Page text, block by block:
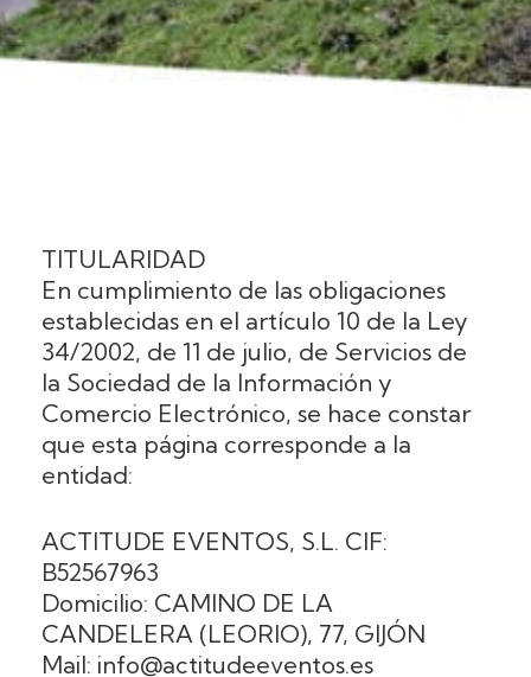
TITULARIDAD
En cumplimiento de las obligaciones
establecidas en el artículo 10 de la Ley
34/2002, de 11 de julio, de Servicios de
la Sociedad de la Información y
Comercio Electrónico, se hace constar
que esta página corresponde a la
entidad:
ACTITUDE EVENTOS, S.L. CIF:
B52567963
Domicilio: CAMINO DE LA
CANDELERA (LEORIO), 77, GIJÓN
Mail: info@actitudeeventos.es